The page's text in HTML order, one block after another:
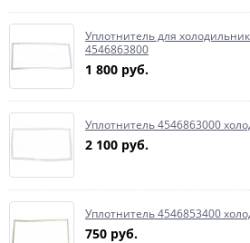
Уплотнитель для
4546863800
1 800 руб.
Уплотнитель 4546863000
2 100 руб.
Уплотнитель 4546853400
750 руб.